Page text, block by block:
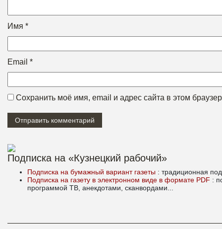
Имя *
Email *
Сохранить моё имя, email и адрес сайта в этом
Подписка на «Кузнецкий рабочий»
Подписка на бумажный вариант газеты : традиционная
Подписка на газету в электронном виде в формате PDF :
программой ТВ, анекдотами, сканвордами...